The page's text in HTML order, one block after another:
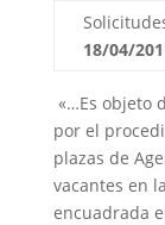
18/04/
«…Es objeto
por el
plazas de
vacantes en
encuadrada